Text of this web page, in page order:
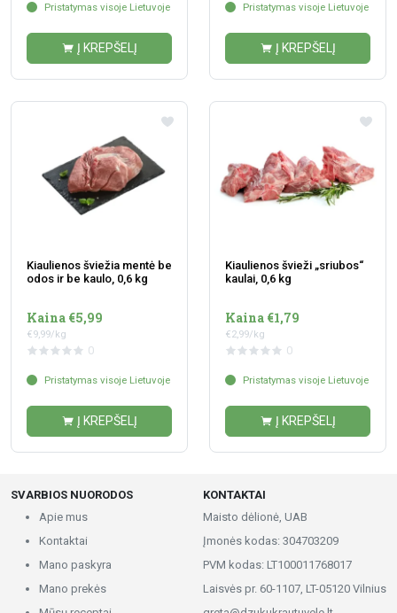
Pristatymas visoje Lietuvoje
Į KREPŠELĮ
Pristatymas visoje Lietuvoje
Į KREPŠELĮ
Kiaulienos šviežia mentė be
odos ir be kaulo, 0,6 kg
Kaina €5,99
€9,99/kg
0
Pristatymas visoje Lietuvoje
Į KREPŠELĮ
Kiaulienos švieži „sriubos“
kaulai, 0,6 kg
Kaina €1,79
€2,99/kg
0
Pristatymas visoje Lietuvoje
Į KREPŠELĮ
SVARBIOS NUORODOS
Apie mus
Kontaktai
Mano paskyra
Mano prekės
KONTAKTAI
Maisto dėlionė, UAB
Įmonės kodas: 304703209
PVM kodas: LT100011768017
Laisvės pr. 60-1107, LT-05120 Vilnius